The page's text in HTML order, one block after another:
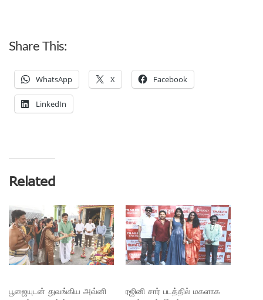
Share This:
WhatsApp X Facebook
LinkedIn
Related
பூஜையுடன் துவங்கிய அவ்னி
ரஜினி சார் படத்தில் மகளாக